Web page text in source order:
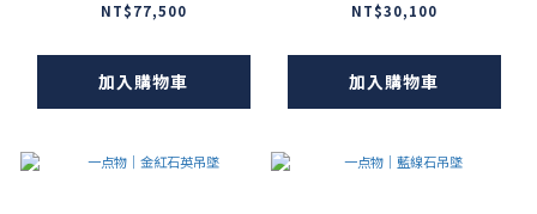
NT$77,500
加入購物車
NT$30,100
加入購物車